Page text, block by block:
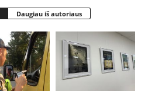
Daugiau iš autoriaus